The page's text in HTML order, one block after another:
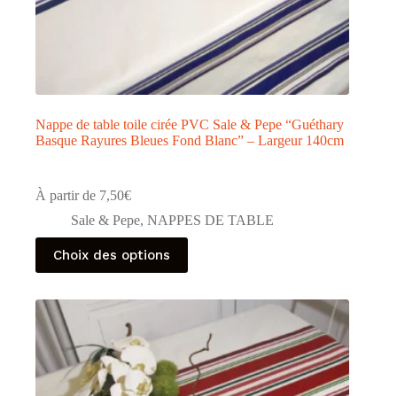
Nappe de table toile cirée PVC Sale & Pepe “Guéthary
Basque Rayures Bleues Fond Blanc” – Largeur 140cm
À partir de 7,50€
Sale & Pepe, NAPPES DE TABLE
Choix des options
Ce
produit
a
variations.
Les
options
peuvent
être
choisies